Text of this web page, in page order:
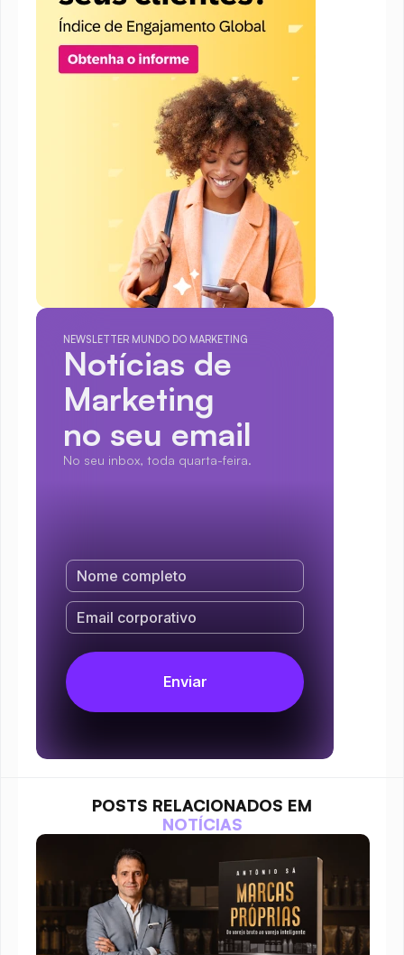
NEWSLETTER MUNDO DO MARKETING
Notícias de
Marketing
no seu email
No seu inbox, toda quarta-feira.
POSTS RELACIONADOS EM
NOTÍCIAS